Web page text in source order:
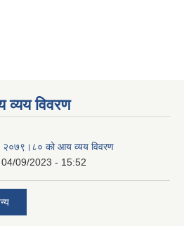
विवरण
को आय व्यय विवरण
04/09/2023 - 15:52